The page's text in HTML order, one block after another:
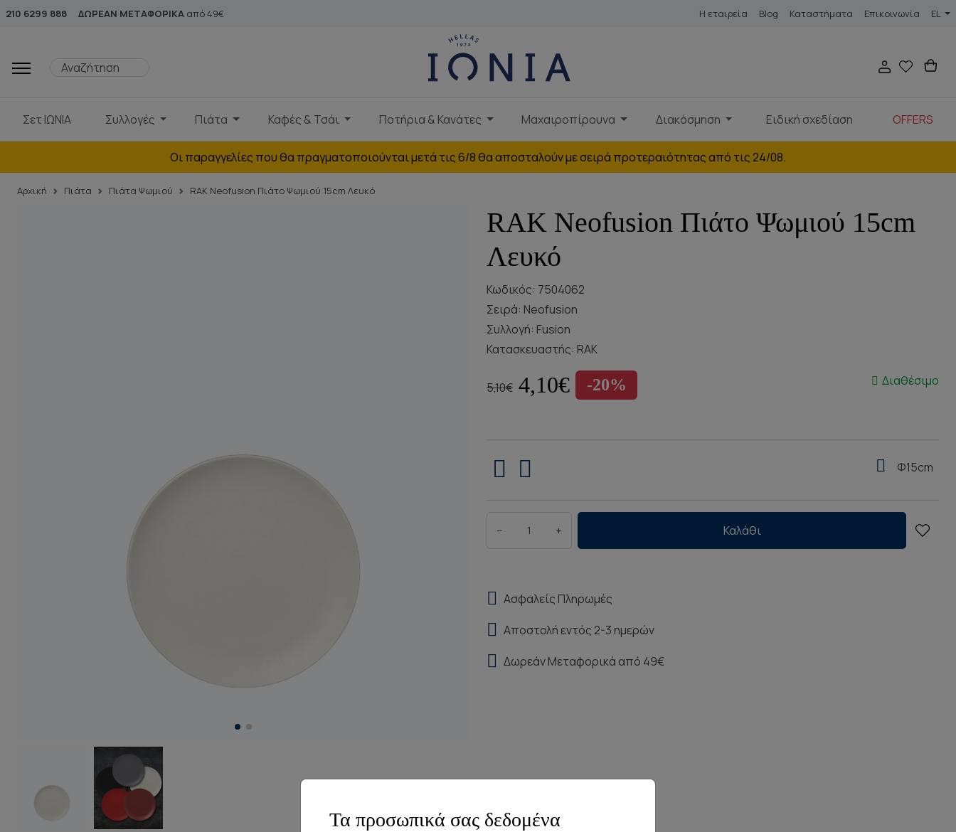
210 6299 888 ΔΩΡΕΑΝ ΜΕΤΑΦΟΡΙΚΑ από 49€ Η εταιρεία Blog Καταστήματα Επικοινωνία EL
Σετ ΙΩΝΙΑ Συλλογές Πιάτα Καφές & Τσάι Ποτήρια & Κανάτες Μαχαιροπίρουνα Διακόσμηση Ειδική σχεδίαση OFFERS
Οι παραγγελίες που θα πραγματοποιούνται μετά τις 6/8 θα αποσταλούν με σειρά προτεραιότητας από τις 24/08.
Αρχική Πιάτα Πιάτα Ψωμιού RAK Neofusion Πιάτο Ψωμιού 15cm Λευκό
RAK Neofusion Πιάτο Ψωμιού 15cm
Λευκό
Κωδικός: 7504062
Σειρά: Neofusion
Συλλογή: Fusion
Κατασκευαστής: RAK
5,10€ 4,10€ -20% Διαθέσιμο
Φ15cm
− + Καλάθι
Ασφαλείς Πληρωμές
Αποστολή εντός 2-3 ημερών
Δωρεάν Μεταφορικά από 49€
Τα προσωπικά σας δεδομένα